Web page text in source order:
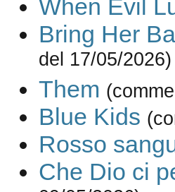
When Evil
Bring Her
del 17/05/2026)
Them
Blue Kids
Rosso
Che Dio ci